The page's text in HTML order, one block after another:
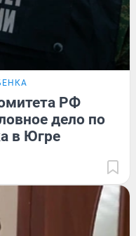
РФ
дело по
в Югре